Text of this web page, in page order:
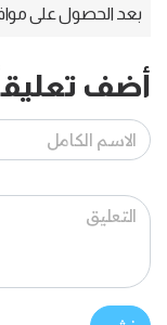
بعد الحصول على
أضف